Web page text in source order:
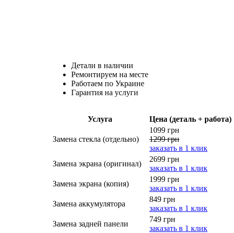
Детали в наличии
Ремонтируем на месте
Работаем по Украине
Гарантия на услуги
Услуга Цена (деталь + работа)
Замена стекла (отдельно)
1099 грн
1299 грн
заказать в 1 клик
Замена экрана (оригинал)
2699 грн
заказать в 1 клик
Замена экрана (копия)
1999 грн
заказать в 1 клик
Замена аккумулятора
849 грн
заказать в 1 клик
Замена задней панели
749 грн
заказать в 1 клик